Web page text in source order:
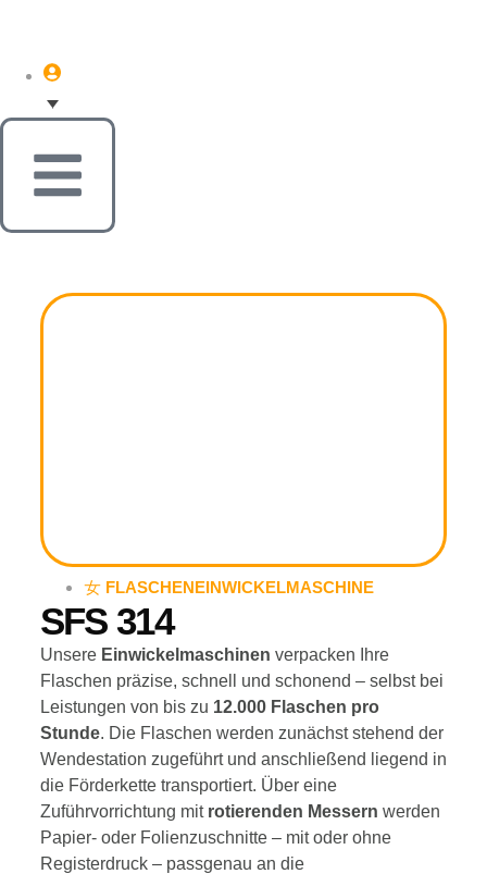
FLASCHEN­EINWICKELMASCHINE
SFS 314
Unsere Einwickelmaschinen verpacken Ihre
Flaschen präzise, schnell und schonend – selbst bei
Leistungen von bis zu 12.000 Flaschen pro
Stunde. Die Flaschen werden zunächst stehend der
Wendestation zugeführt und anschließend liegend in
die Förderkette transportiert. Über eine
Zuführvorrichtung mit rotierenden Messern werden
Papier- oder Folienzuschnitte – mit oder ohne
Registerdruck – passgenau an die